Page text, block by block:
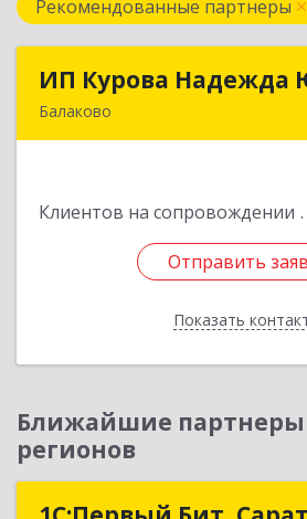
Рекомендованные партнеры
ИП Курова Надежда
Балаково
Клиентов на сопровождении
Отправить
Показать
ИП Курова
Отправить
Назад
Ближайшие партнеры
регионов